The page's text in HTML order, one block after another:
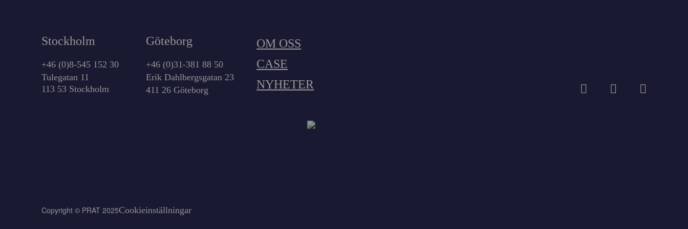
Stockholm
+46 (0)8-545 152 30
Tulegatan 11
113 53 Stockholm
Göteborg
+46 (0)31-381 88 50
Erik Dahlbergsgatan 23
411 26 Göteborg
OM OSS
CASE
NYHETER
Copyright © PRAT 2025Cookieinställningar